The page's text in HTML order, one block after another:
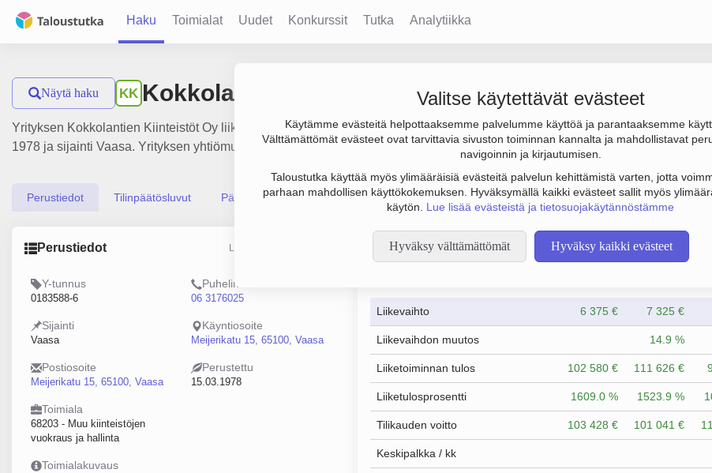
Haku Toimialat Uudet Konkurssit Tutka Analytiikka
Valitse käytettävät evästeet
Käytämme evästeitä helpottaaksemme palvelumme käyttöä ja parantaaksemme
Välttämättömät evästeet ovat tarvittavia sivuston toiminnan kannalta ja mahdollistavat
navigoinnin ja kirjautumisen.
Taloustutka käyttää myös ylimääräisiä evästeitä palvelun kehittämistä varten, jotta
parhaan mahdollisen käyttökokemuksen. Hyväksymällä kaikki evästeet sallit myös
käytön. Lue lisää evästeistä ja tietosuojakäytännöstämme
Hyväksy välttämättömät Hyväksy kaikki evästeet
Näytä haku KK Kokkolantien Kiinteistöt Oy
Yrityksen Kokkolantien Kiinteistöt Oy liikevaihto on 9 000 € ja tulos 91 000 €. Sen päätoimiala on Muu kiinteistöjen vuokraus
1978 ja sijainti Vaasa. Yrityksen yhtiömuoto Osakeyhtiö (OY).
Perustiedot Tilinpäätösluvut Päättäjätiedot
Perustiedot Lähde: YTJ, PRH, Traficom
Y-tunnus
0183588-6
Puhelin
06 3176025
Sijainti
Vaasa
Käyntiosoite
Meijerikatu 15, 65100, Vaasa
Postiosoite
Meijerikatu 15, 65100, Vaasa
Perustettu
15.03.1978
Toimiala
68203 - Muu kiinteistöjen
vuokraus ja hallinta
Toimialakuvaus
Taloustiedot
Liikevaihto 6 375 € 7 325 €
Liikevaihdon muutos 14.9 %
Liiketoiminnan tulos 102 580 € 111 626 €
Liiketulosprosentti 1609.0 % 1523.9 %
Tilikauden voitto 103 428 € 101 041 €
Keskipalkka / kk